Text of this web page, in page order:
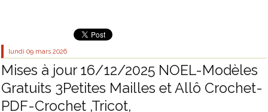
lundi 09 mars 2026
Mises à jour 16/12/2025 NOEL-Modèles
Gratuits 3Petites Mailles et Allô Crochet-
PDF-Crochet ,Tricot,